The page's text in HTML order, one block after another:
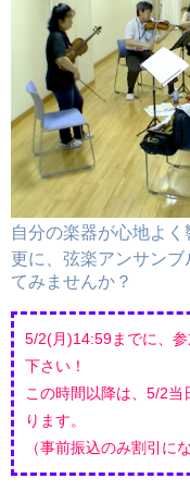
自分の楽器が心地よ
更に、弦楽アンサン
てみませんか？
​5/2(月)14:59までに、
下さい！
この時間以降は、5/2
ります。
（事前振込のみ割引に